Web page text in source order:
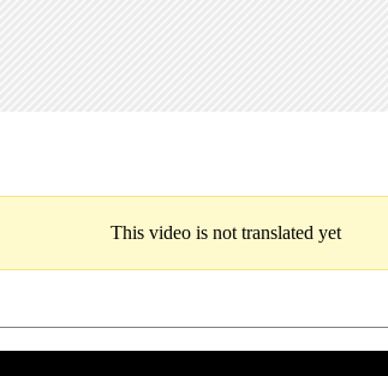
This video is not translated yet